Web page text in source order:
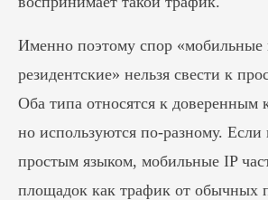
Именно поэтому спор «мобильные
резидентские» нельзя свести к
Оба типа относятся к доверенным
но используются по-разному. Если
простым языком, мобильные IP
площадок как трафик от обычных